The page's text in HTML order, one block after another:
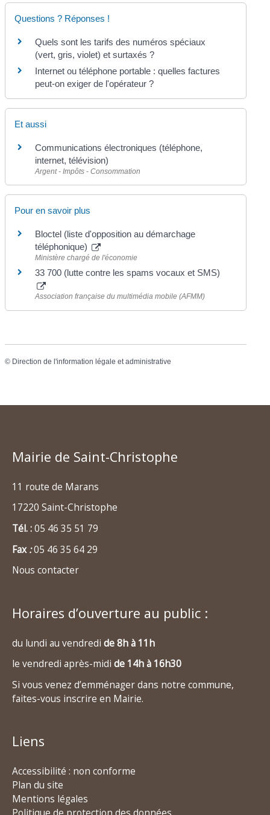
Questions ? Réponses !
Quels sont les tarifs des numéros spéciaux
(vert, gris, violet) et surtaxés ?
Internet ou téléphone portable : quelles factures
peut-on exiger de l'opérateur ?
Et aussi
Communications électroniques (téléphone,
internet, télévision)
Argent - Impôts - Consommation
Pour en savoir plus
Bloctel (liste d'opposition au démarchage
téléphonique)
Ministère chargé de l'économie
33 700 (lutte contre les spams vocaux et SMS)
Association française du multimédia mobile (AFMM)
© Direction de l'information légale et administrative
Mairie de Saint-Christophe
11 route de Marans
17220 Saint-Christophe
Tél. :05 46 35 51 79
Fax:05 46 35 64 29
Nous contacter
Horaires d’ouverture au public :
du lundi au vendredi de 8h à 11h
le vendredi après-midi de 14h à 16h30
Si vous venez d’emménager dans notre commune,
faites-vous inscrire en Mairie.
Liens
Accessibilité : non conforme
Plan du site
Mentions légales